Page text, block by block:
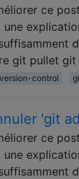
ce
git pullet git
version-control
'git
ce